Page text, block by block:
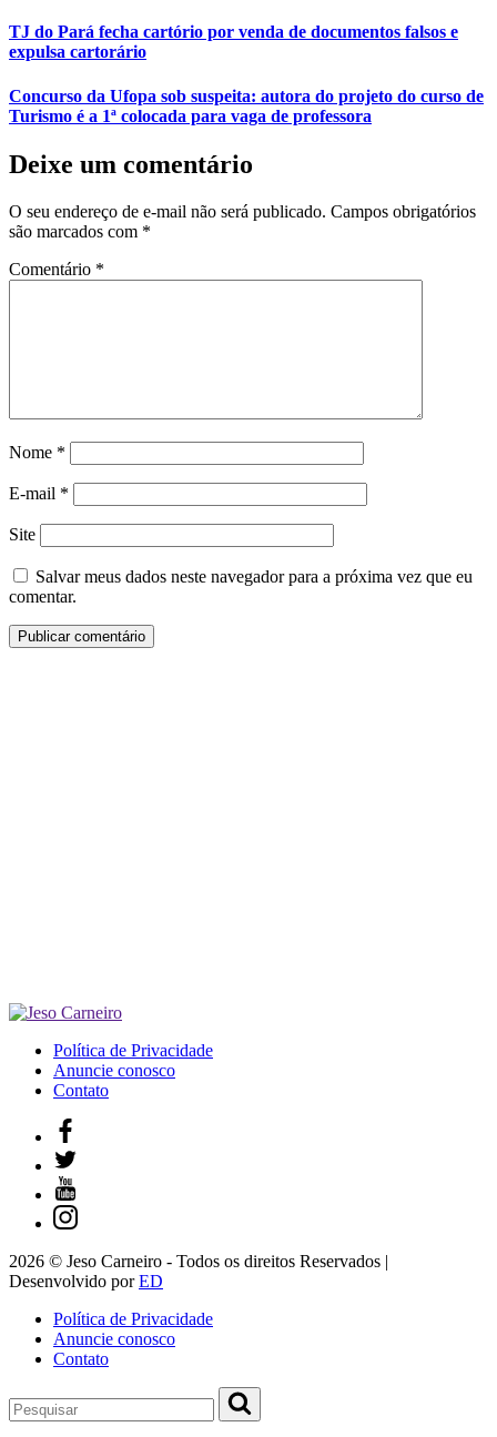
TJ do Pará fecha cartório por venda de documentos falsos e
expulsa cartorário
Concurso da Ufopa sob suspeita: autora do projeto do curso de
Turismo é a 1ª colocada para vaga de professora
Deixe um comentário
O seu endereço de e-mail não será publicado. Campos obrigatórios
são marcados com *
Comentário *
Nome *
E-mail *
Site
Salvar meus dados neste navegador para a próxima vez que eu
comentar.
Política de Privacidade
Anuncie conosco
Contato
2026 © Jeso Carneiro - Todos os direitos Reservados |
Desenvolvido porED
Política de Privacidade
Anuncie conosco
Contato